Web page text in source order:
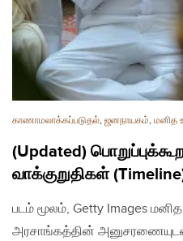
காணாமலாக்கப்படுதல், ஜனநாயகம், மனித
(Updated)
வாக்குறுதிகள்
படம் மூலம், Getty Images
அரசாங்கத்தின்